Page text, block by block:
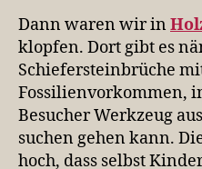
Dann waren wir in
klopfen. Dort gibt es
Schiefersteinbrüche
Fossilienvorkommen,
Besucher Werkzeug
suchen gehen kann.
hoch, dass selbst